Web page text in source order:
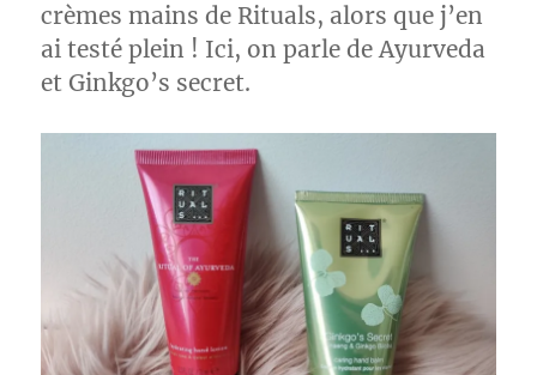
crèmes mains de Rituals, alors que j’en
ai testé plein ! Ici, on parle de Ayurveda
et Ginkgo’s secret.